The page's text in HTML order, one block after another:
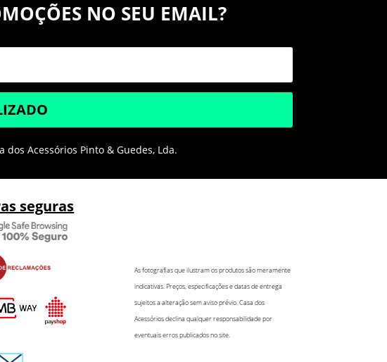
NO SEU EMAIL?
Acessórios Pinto & Guedes, Lda.
seguras
As fotografias que ilustram os produtos são meramente
indicativas. Preços, especificações e datas de entrega
sujeitos a alteração sem aviso prévio. Casa dos
Acessórios declina qualquer responsabilidade por
eventuais erros publicados no site.